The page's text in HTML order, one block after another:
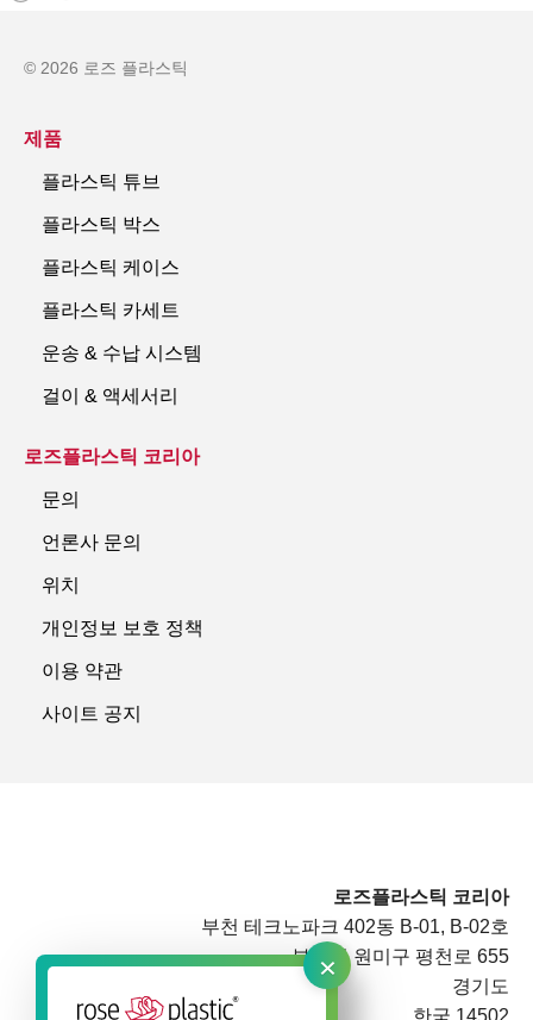
×
로즈플라스틱 코리아
부천 테크노파크 402동 B-01, B-02호
부천시 원미구 평천로 655
경기도
한국 14502
© 2026 로즈 플라스틱
제품
플라스틱 튜브
플라스틱 박스
플라스틱 케이스
플라스틱 카세트
운송 & 수납 시스템
걸이 & 액세서리
로즈플라스틱 코리아
문의
언론사 문의
위치
개인정보 보호 정책
이용 약관
사이트 공지